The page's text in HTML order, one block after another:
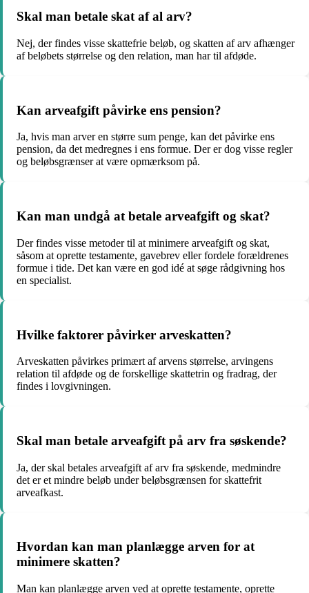
Skal man betale skat af al arv?
Nej, der findes visse skattefrie beløb, og skatten af arv afhænger
af beløbets størrelse og den relation, man har til afdøde.
Kan arveafgift påvirke ens pension?
Ja, hvis man arver en større sum penge, kan det påvirke ens
pension, da det medregnes i ens formue. Der er dog visse regler
og beløbsgrænser at være opmærksom på.
Kan man undgå at betale arveafgift og skat?
Der findes visse metoder til at minimere arveafgift og skat,
såsom at oprette testamente, gavebrev eller fordele forældrenes
formue i tide. Det kan være en god idé at søge rådgivning hos
en specialist.
Hvilke faktorer påvirker arveskatten?
Arveskatten påvirkes primært af arvens størrelse, arvingens
relation til afdøde og de forskellige skattetrin og fradrag, der
findes i lovgivningen.
Skal man betale arveafgift på arv fra søskende?
Ja, der skal betales arveafgift af arv fra søskende, medmindre
det er et mindre beløb under beløbsgrænsen for skattefrit
arveafkast.
Hvordan kan man planlægge arven for at
minimere skatten?
Man kan planlægge arven ved at oprette testamente, oprette